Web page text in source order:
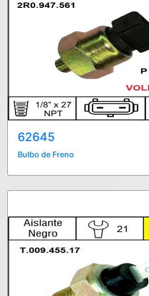
62645
Bulbo de Freno